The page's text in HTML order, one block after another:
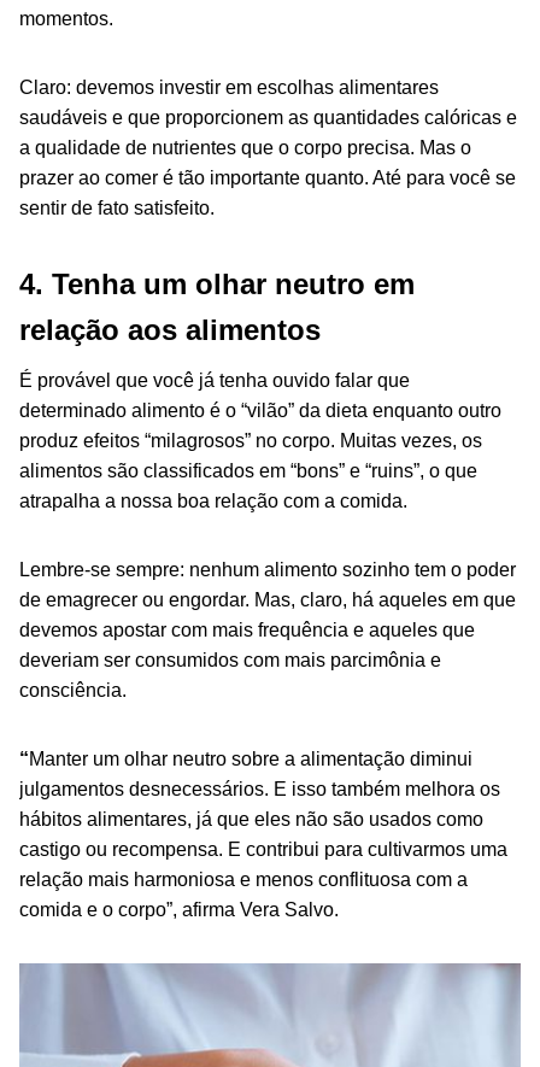
momentos.
Claro: devemos investir em escolhas alimentares
saudáveis e que proporcionem as quantidades calóricas e
a qualidade de nutrientes que o corpo precisa. Mas o
prazer ao comer é tão importante quanto. Até para você se
sentir de fato satisfeito.
4. Tenha um olhar neutro em
relação aos alimentos
É provável que você já tenha ouvido falar que
determinado alimento é o “vilão” da dieta enquanto outro
produz efeitos “milagrosos” no corpo. Muitas vezes, os
alimentos são classificados em “bons” e “ruins”, o que
atrapalha a nossa boa relação com a comida.
Lembre-se sempre: nenhum alimento sozinho tem o poder
de emagrecer ou engordar. Mas, claro, há aqueles em que
devemos apostar com mais frequência e aqueles que
deveriam ser consumidos com mais parcimônia e
consciência.
“Manter um olhar neutro sobre a alimentação diminui
julgamentos desnecessários. E isso também melhora os
hábitos alimentares, já que eles não são usados como
castigo ou recompensa. E contribui para cultivarmos uma
relação mais harmoniosa e menos conflituosa com a
comida e o corpo”, afirma Vera Salvo.